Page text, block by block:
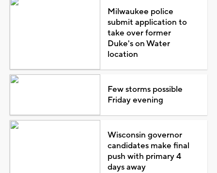
Milwaukee police
submit application to
take over former
Duke's on Water
location
Few storms possible
Friday evening
Wisconsin governor
candidates make final
push with primary 4
days away